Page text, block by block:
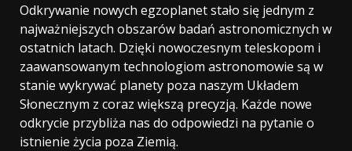
Odkrywanie nowych egzoplanet stało się jednym z
najważniejszych obszarów badań astronomicznych w
ostatnich latach. Dzięki nowoczesnym teleskopom i
zaawansowanym technologiom astronomowie są w
stanie wykrywać planety poza naszym Układem
Słonecznym z coraz większą precyzją. Każde nowe
odkrycie przybliża nas do odpowiedzi na pytanie o
istnienie życia poza Ziemią.